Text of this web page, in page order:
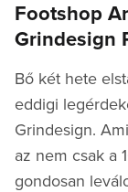
Footshop
Grindesign
Bő két hete
eddigi
Grindesign.
az nem csak a
gondosan